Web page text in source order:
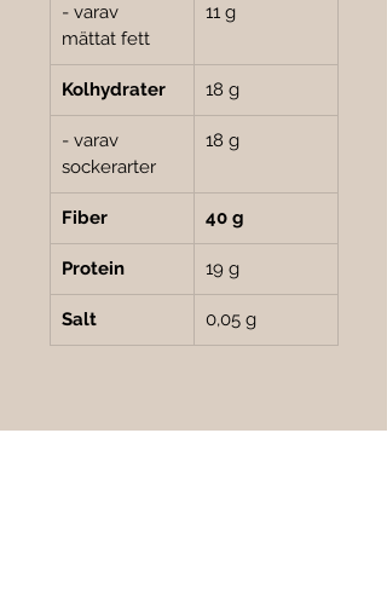
- varav
mättat fett
11 g
Kolhydrater 18 g
- varav
sockerarter
18 g
Fiber 40 g
Protein 19 g
Salt 0,05 g